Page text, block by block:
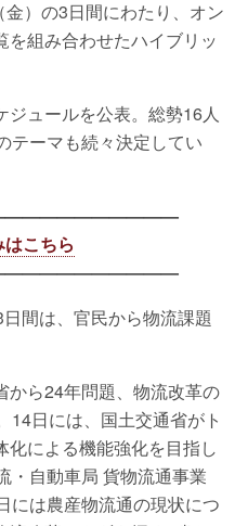
）の3日間にわたり、オン
を組み合わせたハイブリッ
ジュールを公表。総勢16人
テーマも続々決定してい
こちら
間は、官民から物流課題
から24年問題、物流改革の
14日には、国土交通省がト
化による機能強化を目指し
・自動車局 貨物流通事業
には農産物流通の現状につ